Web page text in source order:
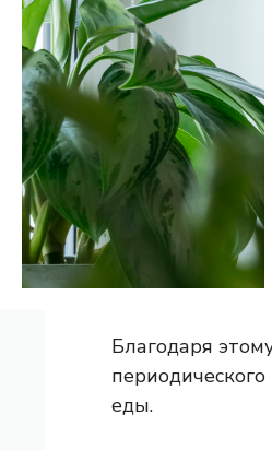
Благодаря
еды.